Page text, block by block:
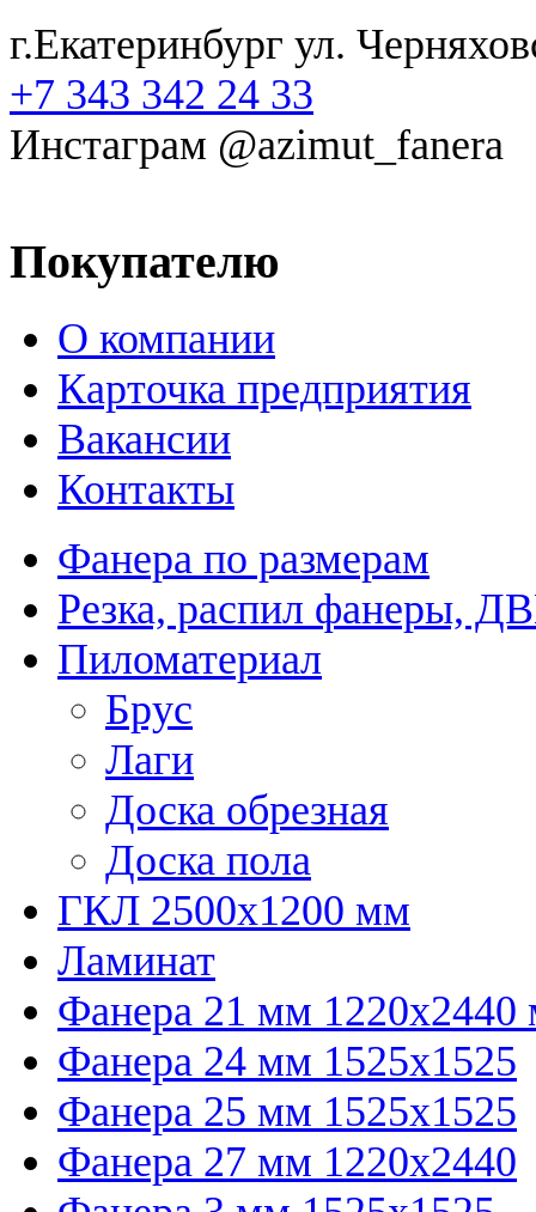
г.Екатеринбург ул.
+7 343 342 24 33
Инстаграм @azimut_fanera
Покупателю
О компании
Карточка предприятия
Вакансии
Контакты
Фанера по размерам
Резка, распил фанеры,
Пиломатериал
Брус
Лаги
Доска обрезная
Доска пола
ГКЛ 2500х1200 мм
Ламинат
Фанера 21 мм 1220х2440
Фанера 24 мм 1525х1525
Фанера 25 мм 1525х1525
Фанера 27 мм 1220х2440